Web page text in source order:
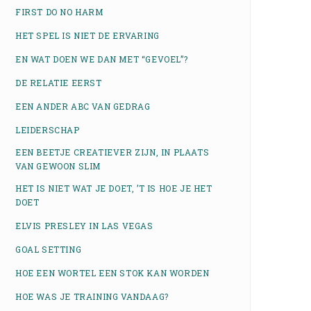
FIRST DO NO HARM
HET SPEL IS NIET DE ERVARING
EN WAT DOEN WE DAN MET “GEVOEL”?
DE RELATIE EERST
EEN ANDER ABC VAN GEDRAG
LEIDERSCHAP
EEN BEETJE CREATIEVER ZIJN, IN PLAATS
VAN GEWOON SLIM
HET IS NIET WAT JE DOET, ’T IS HOE JE HET
DOET
ELVIS PRESLEY IN LAS VEGAS
GOAL SETTING
HOE EEN WORTEL EEN STOK KAN WORDEN
HOE WAS JE TRAINING VANDAAG?